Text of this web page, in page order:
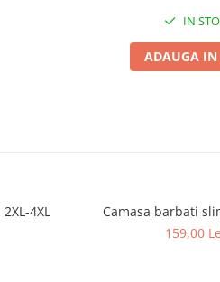
IN
ADAUGA IN
4XL
Camasa barbati
159,00